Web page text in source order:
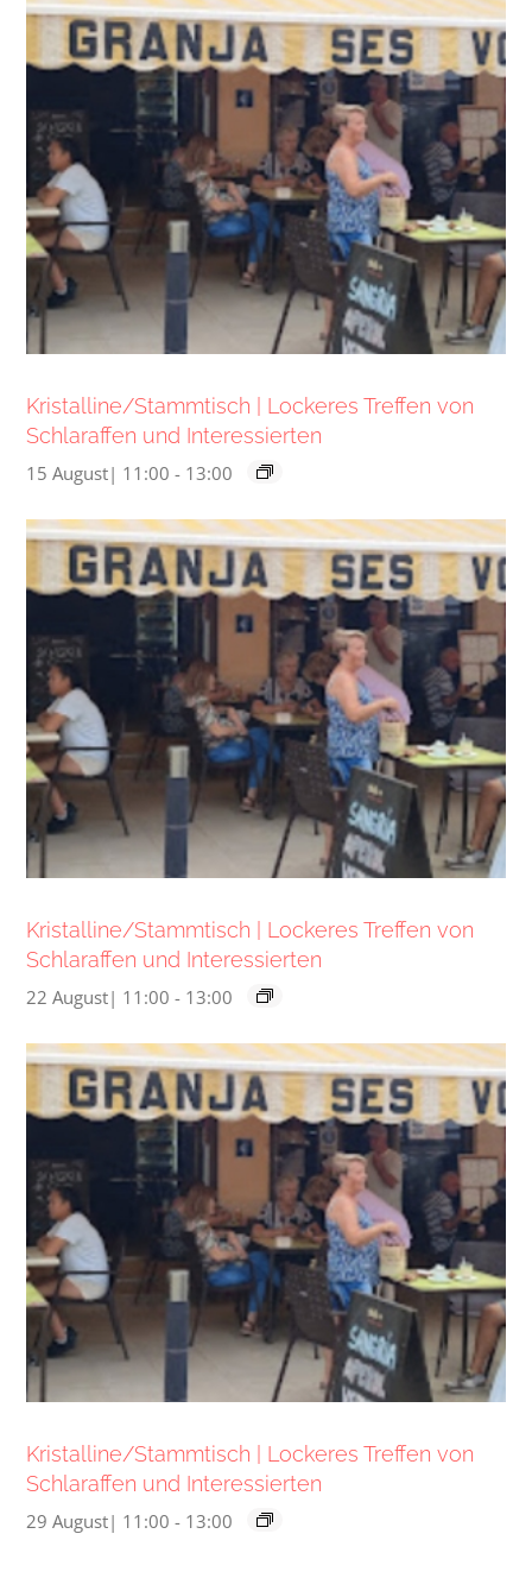
Kristalline/Stammtisch | Lockeres Treffen von
Schlaraffen und Interessierten
15 August| 11:00 - 13:00
Kristalline/Stammtisch | Lockeres Treffen von
Schlaraffen und Interessierten
22 August| 11:00 - 13:00
Kristalline/Stammtisch | Lockeres Treffen von
Schlaraffen und Interessierten
29 August| 11:00 - 13:00